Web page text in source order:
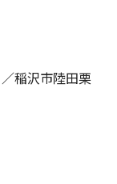
稲沢市陸田栗